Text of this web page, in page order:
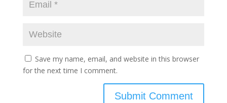
Save my name, email, and website in this browser
for the next time I comment.